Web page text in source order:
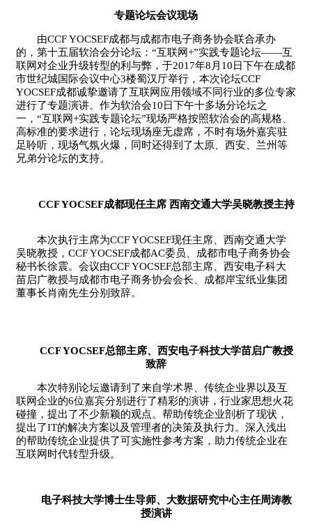
专题论坛会议现场
由CCF YOCSEF成都与成都市电子商务协会联合承办
的，第十五届软洽会分论坛：“互联网+”实践专题论坛——互
联网对企业升级转型的利与弊，于2017年8月10日下午在成都
市世纪城国际会议中心3楼蜀汉厅举行，本次论坛CCF
YOCSEF成都诚挚邀请了互联网应用领域不同行业的多位专家
进行了专题演讲。作为软洽会10日下午十多场分论坛之
一，“互联网+实践专题论坛”现场严格按照软洽会的高规格、
高标准的要求进行，论坛现场座无虚席，不时有场外嘉宾驻
足聆听，现场气氛火爆，同时还得到了太原、西安、兰州等
兄弟分论坛的支持。
CCF YOCSEF成都现任主席 西南交通大学吴晓教授主持
本次执行主席为CCF YOCSEF现任主席、西南交通大学
吴晓教授，CCF YOCSEF成都AC委员、成都市电子商务协会
秘书长徐震。会议由CCF YOCSEF总部主席、西安电子科大
苗启广教授与成都市电子商务协会会长、成都岸宝纸业集团
董事长肖南先生分别致辞。
CCF YOCSEF总部主席、西安电子科技大学苗启广教授
致辞
本次特别论坛邀请到了来自学术界、传统企业界以及互
联网企业的6位嘉宾分别进行了精彩的演讲，行业家思想火花
碰撞，提出了不少新颖的观点。帮助传统企业剖析了现状，
提出了IT的解决方案以及管理者的决策及执行力。深入浅出
的帮助传统企业提供了可实施性参考方案，助力传统企业在
互联网时代转型升级。
电子科技大学博士生导师、大数据研究中心主任周涛教
授演讲